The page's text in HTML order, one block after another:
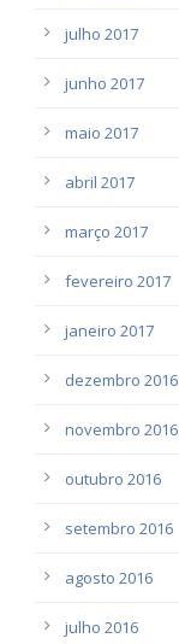
julho 2017
junho 2017
maio 2017
abril 2017
março 2017
fevereiro 2017
janeiro 2017
dezembro 2016
novembro 2016
outubro 2016
setembro 2016
agosto 2016
julho 2016